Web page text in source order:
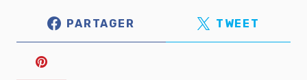
PARTAGER TWEET